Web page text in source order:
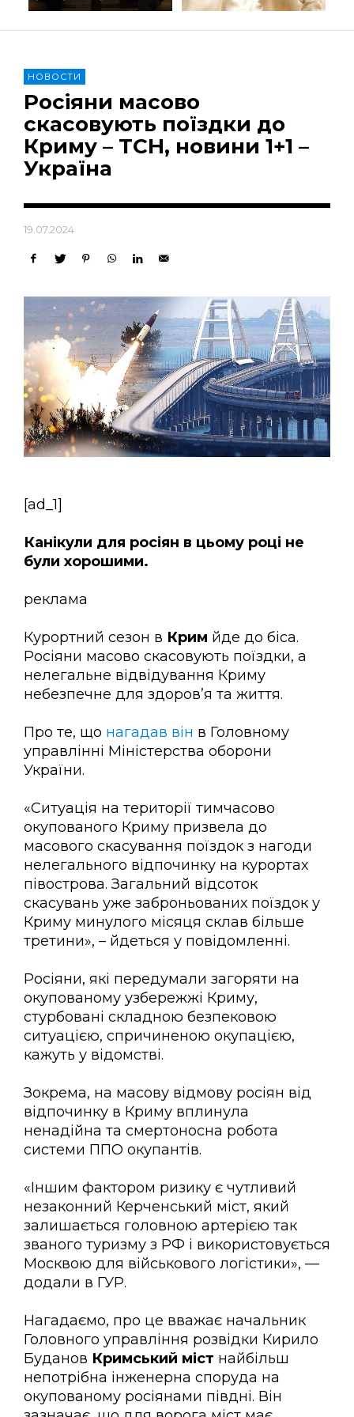
НОВОСТИ
Росіяни масово
скасовують поїздки до
Криму – ТСН, новини 1+1 –
Україна
19.07.2024
[ad_1]
Канікули для росіян в цьому році не
були хорошими.
реклама
Курортний сезон в Крим йде до біса.
Росіяни масово скасовують поїздки, а
нелегальне відвідування Криму
небезпечне для здоров’я та життя.
Про те, що нагадав він в Головному
управлінні Міністерства оборони
України.
«Ситуація на території тимчасово
окупованого Криму призвела до
масового скасування поїздок з нагоди
нелегального відпочинку на курортах
півострова. Загальний відсоток
скасувань уже заброньованих поїздок у
Криму минулого місяця склав більше
третини», – йдеться у повідомленні.
Росіяни, які передумали загоряти на
окупованому узбережжі Криму,
стурбовані складною безпековою
ситуацією, спричиненою окупацією,
кажуть у відомстві.
Зокрема, на масову відмову росіян від
відпочинку в Криму вплинула
ненадійна та смертоносна робота
системи ППО окупантів.
«Іншим фактором ризику є чутливий
незаконний Керченський міст, який
залишається головною артерією так
званого туризму з РФ і використовується
Москвою для військового логістики», —
додали в ГУР.
Нагадаємо, про це вважає начальник
Головного управління розвідки Кирило
Буданов Кримський міст найбільш
непотрібна інженерна споруда на
окупованому росіянами півдні. Він